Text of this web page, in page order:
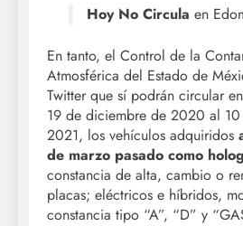
Hoy No Circula en
En tanto, el Control de la
Atmosférica del Estado de
Twitter que sí podrán circular
19 de diciembre de 2020 al
2021, los vehículos adquiridos
de marzo pasado como
constancia de alta, cambio o
placas; eléctricos e híbridos,
constancia tipo “A”, “D” y